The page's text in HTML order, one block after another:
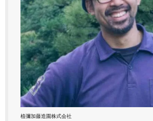
植彌加藤造園株式会社